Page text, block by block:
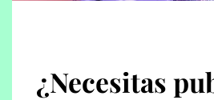
¿Necesitas